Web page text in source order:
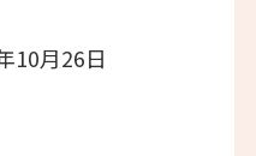
10月26日